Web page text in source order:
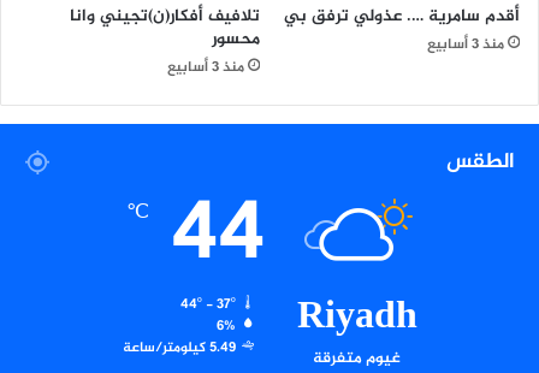
أقدم سامرية …. عذولي ترفق بي
منذ 3 أسابيع
تلافيف أفكار(ن)تجيني وانا
محسور
منذ 3 أسابيع
الطقس
Riyadh
غيوم متفرقة
44
℃
44º - 37º
6%
5.49 كيلومتر/ساعة